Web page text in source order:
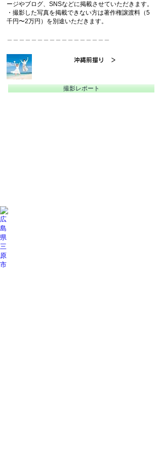
ージやブログ、SNSなどに掲載させていただきます。
・撮影した写真を掲載できない方は著作権譲渡料（5
千円〜2万円）を別途いただきます。
沖縄前撮り ＞
撮影レポート
広島県三原市